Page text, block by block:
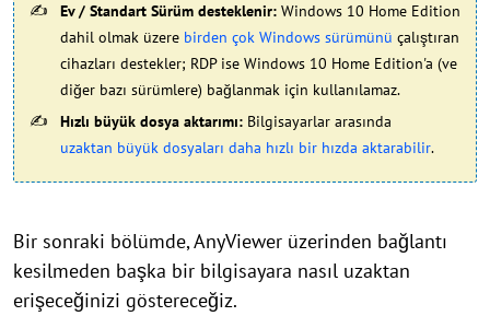
Ev / Standart Sürüm desteklenir: Windows 10 Home Edition
dahil olmak üzere birden çok Windows sürümünü çalıştıran
cihazları destekler; RDP ise Windows 10 Home Edition'a (ve
diğer bazı sürümlere) bağlanmak için kullanılamaz.
Hızlı büyük dosya aktarımı: Bilgisayarlar arasında
uzaktan büyük dosyaları daha hızlı bir hızda aktarabilir.
Bir sonraki bölümde, AnyViewer üzerinden bağlantı
kesilmeden başka bir bilgisayara nasıl uzaktan
erişeceğinizi göstereceğiz.